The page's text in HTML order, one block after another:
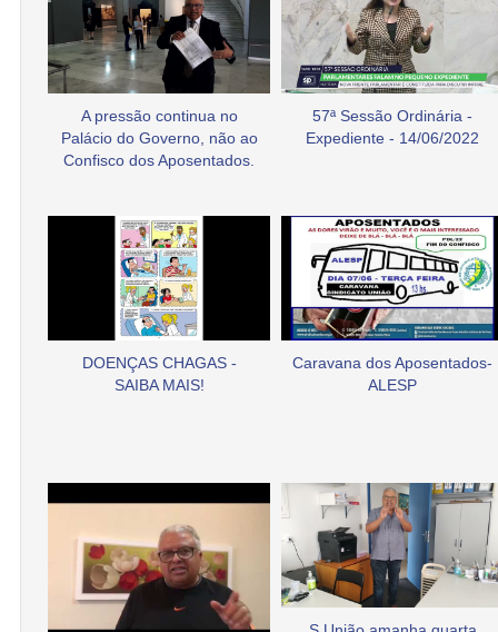
A pressão continua no
Palácio do Governo, não ao
Confisco dos Aposentados.
57ª Sessão Ordinária -
Expediente - 14/06/2022
DOENÇAS CHAGAS -
SAIBA MAIS!
Caravana dos Aposentados-
ALESP